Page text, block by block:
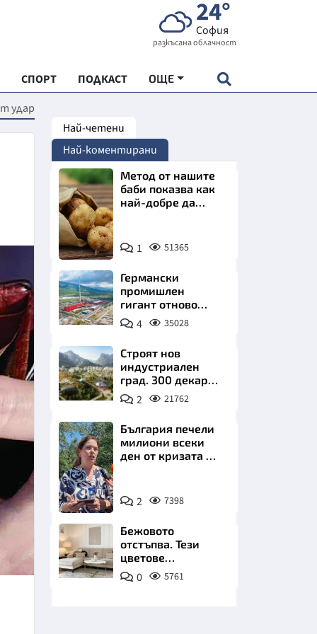
24°
София
разкъсана облачност
СПОРТ ПОДКАСТ ОЩЕ
"ЧУДЕСАТА НА БЪЛГАРИЯ"
ХРАНА
ИКОНОМИКА
удар
Най-четени
Най-коментирани
Снимка:
Пиксабей
Метод от нашите
баби показва как
най-добре да
1 51365
Германски
промишлен
гигант отново
позлатява наш
град
4 35028
Строят нов
индустриален
град. 300 декара
чакат златни
заводи
2 21762
Снимка:
БТА
България печели
милиони всеки
ден от кризата по
2 7398
Бежовото
отстъпва. Тези
цветове
превземат
всекидневната
0 5761